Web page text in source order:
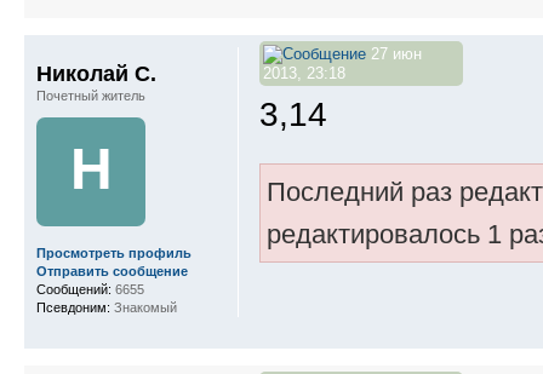
27 июн
2013, 23:18
3,14
Последний раз
редактировалось 1
Николай С.
Почетный житель
Н
Просмотреть профиль
Отправить сообщение
Сообщений: 6655
Псевдоним: Знакомый